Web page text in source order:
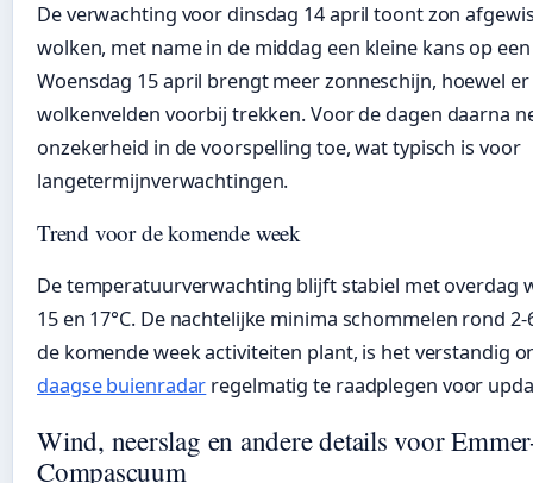
De verwachting voor dinsdag 14 april toont zon
wolken, met name in de middag een kleine kans op
Woensdag 15 april brengt meer zonneschijn, hoewel
wolkenvelden voorbij trekken. Voor de dagen daarna
onzekerheid in de voorspelling toe, wat typisch is voor
langetermijnverwachtingen.
Trend voor de komende week
De temperatuurverwachting blijft stabiel met overdag
15 en 17°C. De nachtelijke minima schommelen rond 2-
de komende week activiteiten plant, is het verstandig
daagse buienradar regelmatig te raadplegen voor
Wind, neerslag en andere details voor
Compascuum